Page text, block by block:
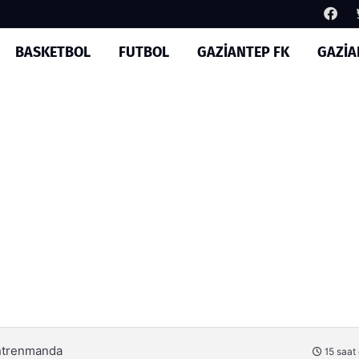
BASKETBOL FUTBOL GAZİANTEP FK
karşılama 15 saat